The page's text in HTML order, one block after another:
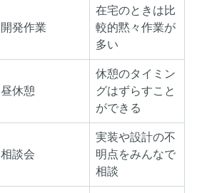
開発作業
在宅のときは比
較的黙々作業が
多い
昼休憩
休憩のタイミン
グはずらすこと
ができる
相談会
実装や設計の不
明点をみんなで
相談